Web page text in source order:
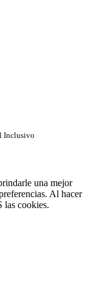
Inclusivo
una mejor
Al hacer
las cookies.